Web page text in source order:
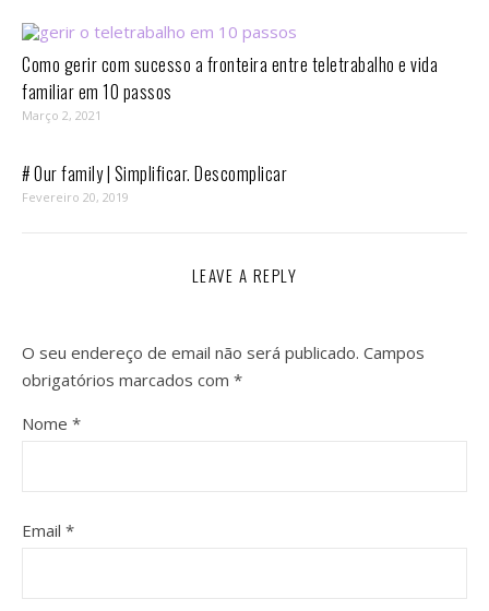
Como gerir com sucesso a fronteira entre teletrabalho e vida
familiar em 10 passos⁣
Março 2, 2021
# Our family | Simplificar. Descomplicar
Fevereiro 20, 2019
LEAVE A REPLY
O seu endereço de email não será publicado. Campos
obrigatórios marcados com *
Nome *
Email *